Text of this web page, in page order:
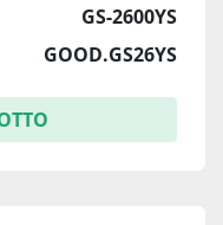
GS-2600YS
GOOD.GS26YS